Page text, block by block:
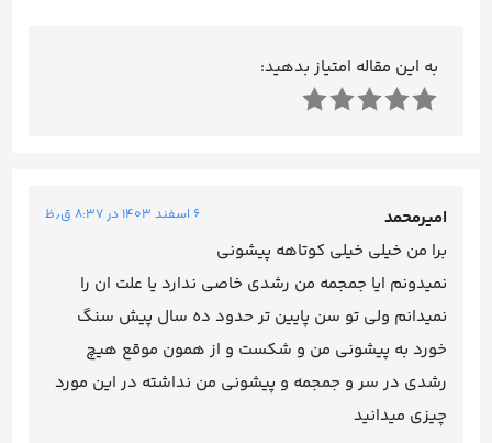
به این مقاله امتیاز بدهید:
امیرمحمد ۶ اسفند ۱۴۰۳ در ۸:۳۷ ق٫ظ
برا من خیلی خیلی کوتاهه پیشونی
نمیدونم ایا جمجمه من رشدی خاصی ندارد یا علت ان را
نمیدانم ولی تو سن پایین تر حدود ده سال پیش سنگ
خورد به پیشونی من و شکست و از همون موقع هیچ
رشدی در سر و جمجمه و پیشونی من نداشته در این مورد
چیزی میدانید